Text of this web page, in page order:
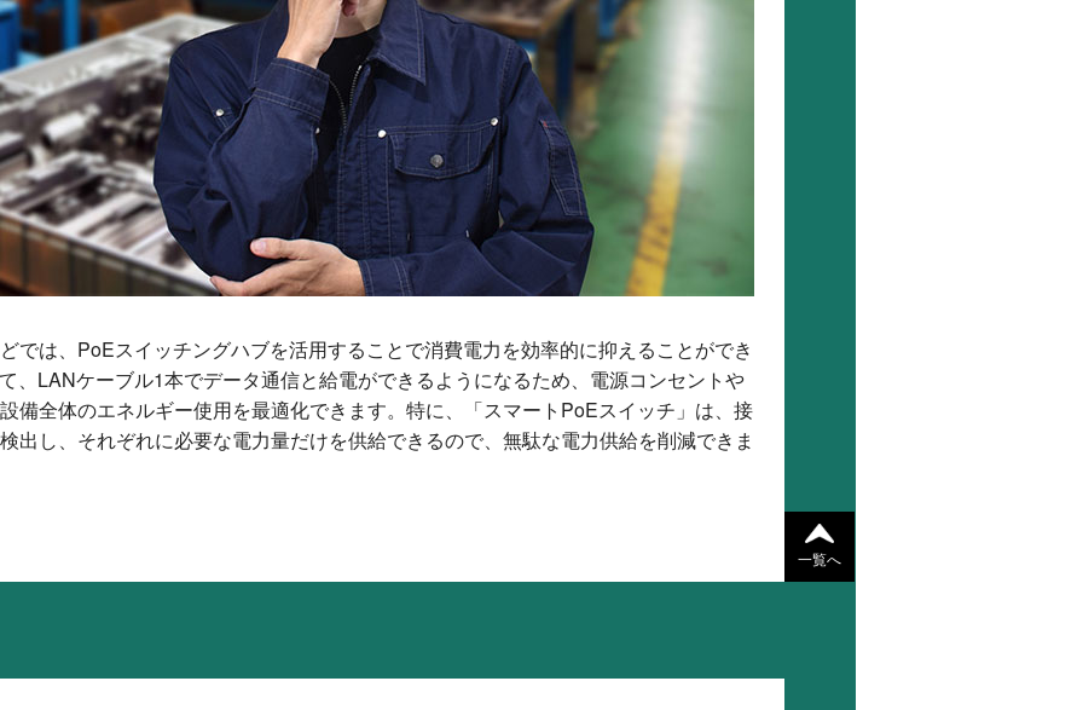
一覧へ
では、PoEスイッチングハブを活用することで消費電力を効率的に抑えることができ
、LANケーブル1本でデータ通信と給電ができるようになるため、電源コンセントや
備全体のエネルギー使用を最適化できます。特に、「スマートPoEスイッチ」は、接
出し、それぞれに必要な電力量だけを供給できるので、無駄な電力供給を削減できま